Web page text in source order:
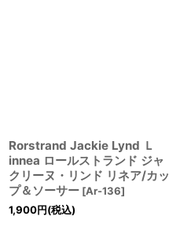
Rorstrand Jackie Lynd Ｌ
innea ロールストランド ジャ
クリーヌ・リンド リネア/カッ
プ＆ソーサー [Ar-136]
1,900円(税込)